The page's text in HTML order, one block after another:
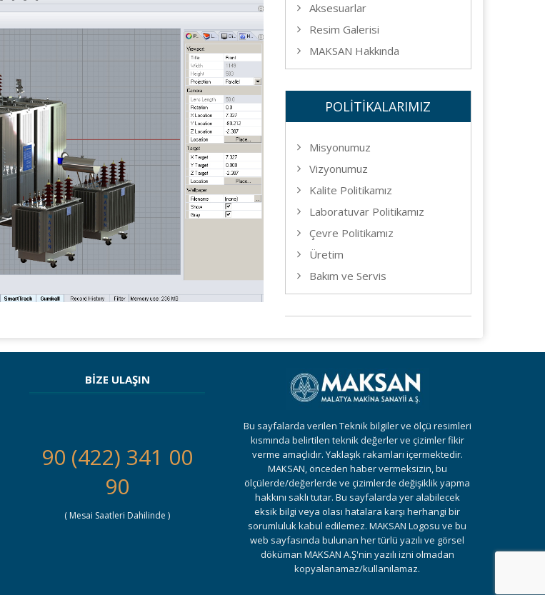
Aksesuarlar
Resim Galerisi
MAKSAN Hakkında
POLİTİKALARIMIZ
Misyonumuz
Vizyonumuz
Kalite Politikamız
Laboratuvar Politikamız
Çevre Politikamız
Üretim
Bakım ve Servis
BİZE ULAŞIN
90 (422) 341 00
90
( Mesai Saatleri Dahilinde )
Bu sayfalarda verilen Teknik bilgiler ve ölçü resimleri
kısmında belirtilen teknik değerler ve çizimler fikir
verme amaçlıdır. Yaklaşık rakamları içermektedir.
MAKSAN, önceden haber vermeksizin, bu
ölçülerde/değerlerde ve çizimlerde değişiklik yapma
hakkını saklı tutar. Bu sayfalarda yer alabilecek
eksik bilgi veya olası hatalara karşı herhangi bir
sorumluluk kabul edilemez. MAKSAN Logosu ve bu
web sayfasında bulunan her türlü yazılı ve görsel
döküman MAKSAN A.Ş'nin yazılı izni olmadan
kopyalanamaz/kullanılamaz.